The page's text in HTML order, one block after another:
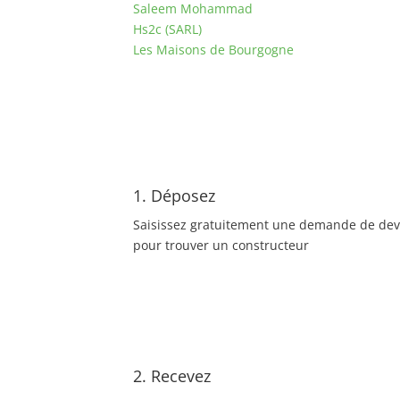
Saleem Mohammad
Hs2c (SARL)
Les Maisons de Bourgogne
1. Déposez
Saisissez gratuitement une demande de
pour trouver un constructeur
2. Recevez